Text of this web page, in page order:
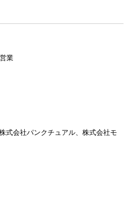
業
式会社パンクチュアル、株式会社モ